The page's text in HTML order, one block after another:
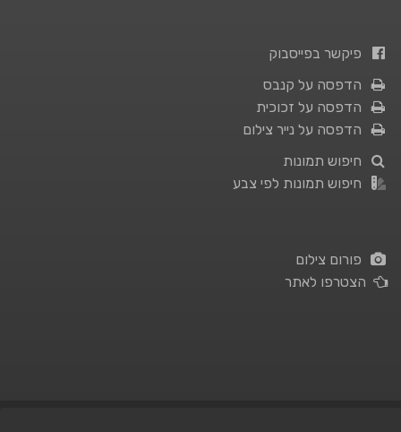
פיקשר בפייסבוק
הדפסה על קנבס
הדפסה על זכוכית
הדפסה על נייר צילום
חיפוש תמונות
חיפוש תמונות לפי צבע
פורום צילום
הצטרפו לאתר